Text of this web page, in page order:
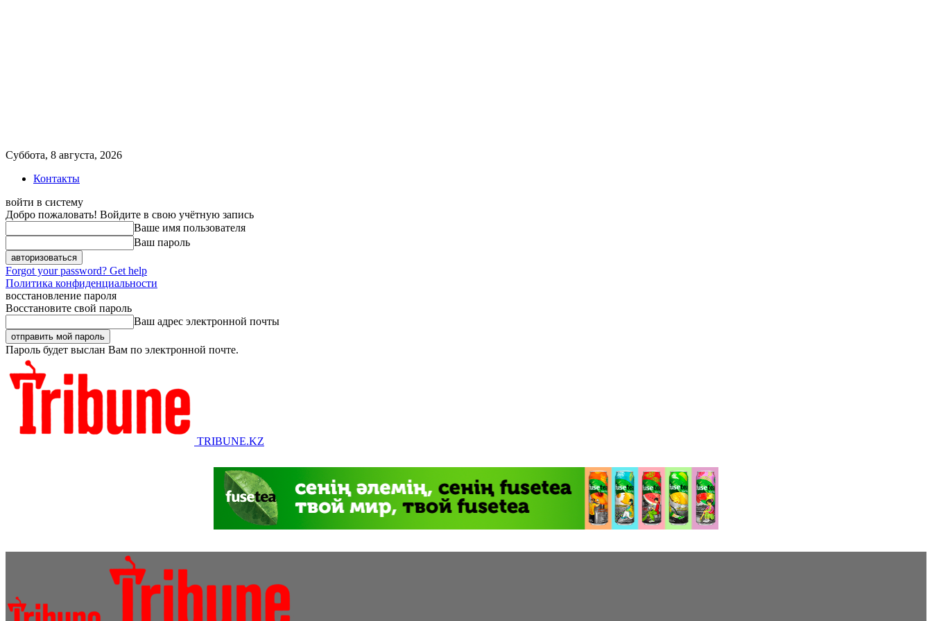
Суббота, 8 августа, 2026
Контакты
войти в систему
Добро пожаловать! Войдите в свою учётную запись
Ваше имя пользователя
Ваш пароль
Forgot your password? Get help
Политика конфиденциальности
восстановление пароля
Восстановите свой пароль
Ваш адрес электронной почты
Пароль будет выслан Вам по электронной почте.
TRIBUNE.KZ